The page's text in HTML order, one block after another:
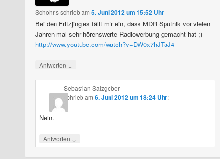
Schohnsschriebam5. Juni 2012 um 15:52 Uhr:
Bei den Fritzjingles fällt mir ein, dass MDR Sputnik vor vielen
Jahren mal sehr hörenswerte Radiowerbung gemacht hat ;)
http://www.youtube.com/watch?v=DW0x7hJTaJ4
Antworten ↓
Sebastian Salzgeber
schriebam 6. Juni 2012 um 18:24 Uhr:
Nein.
Antworten ↓